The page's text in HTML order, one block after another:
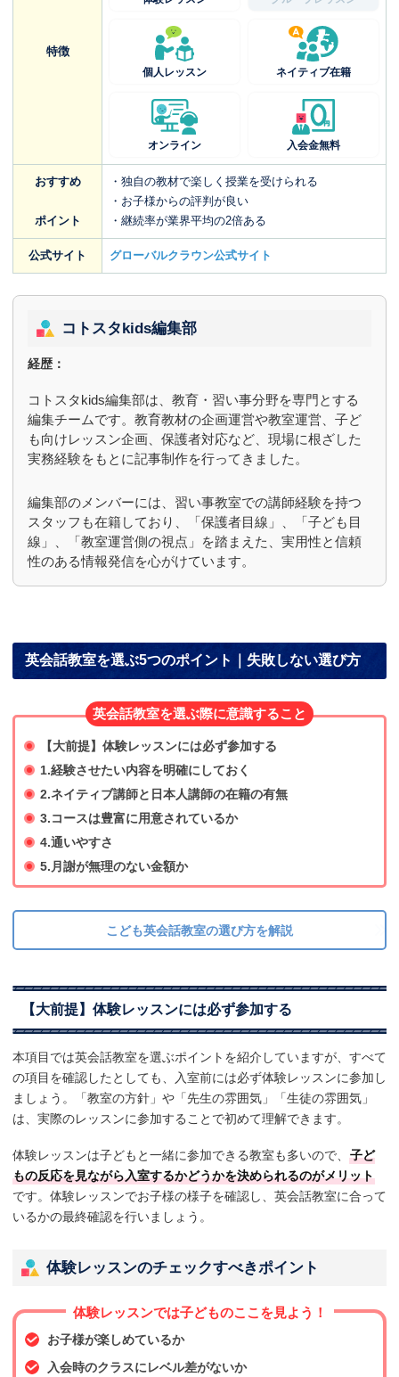
特徴
個人レッスン ネイティブ在籍
オンライン 入会金無料
おすすめ
ポイント
・独自の教材で楽しく授業を受けられる
・お子様からの評判が良い
・継続率が業界平均の2倍ある
公式サイト グローバルクラウン公式サイト
コトスタkids編集部
経歴：
コトスタkids編集部は、教育・習い事分野を専門とする
編集チームです。教育教材の企画運営や教室運営、子ど
も向けレッスン企画、保護者対応など、現場に根ざした
実務経験をもとに記事制作を行ってきました。
編集部のメンバーには、習い事教室での講師経験を持つ
スタッフも在籍しており、「保護者目線」、「子ども目
線」、「教室運営側の視点」を踏まえた、実用性と信頼
性のある情報発信を心がけています。
英会話教室を選ぶ5つのポイント｜失敗しない選び方
英会話教室を選ぶ際に意識すること
【大前提】体験レッスンには必ず参加する
1.経験させたい内容を明確にしておく
2.ネイティブ講師と日本人講師の在籍の有無
3.コースは豊富に用意されているか
4.通いやすさ
5.月謝が無理のない金額か
こども英会話教室の選び方を解説
【大前提】体験レッスンには必ず参加する
本項目では英会話教室を選ぶポイントを紹介していますが、すべて
の項目を確認したとしても、入室前には必ず体験レッスンに参加し
ましょう。「教室の方針」や「先生の雰囲気」「生徒の雰囲気」
は、実際のレッスンに参加することで初めて理解できます。
体験レッスンは子どもと一緒に参加できる教室も多いので、 子ど
もの反応を見ながら入室するかどうかを決められるのがメリット
です。体験レッスンでお子様の様子を確認し、英会話教室に合って
いるかの最終確認を行いましょう。
体験レッスンのチェックすべきポイント
体験レッスンでは子どものここを見よう！
お子様が楽しめているか
入会時のクラスにレベル差がないか